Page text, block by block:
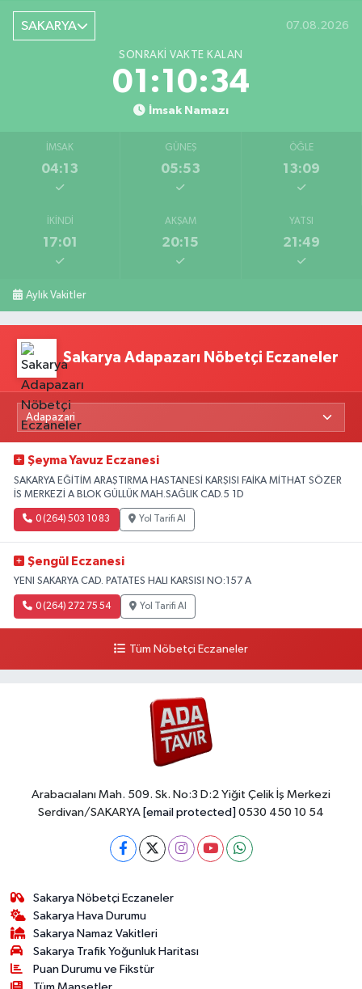
SAKARYA 07.08.2026
SONRAKI VAKTE KALAN
01:10:33
İmsak Namazı
İMSAK
04:13
GÜNEŞ
05:53
ÖĞLE
13:09
İKINDI
17:01
AKŞAM
20:15
YATSI
21:49
Aylık Vakitler
Sakarya Adapazarı Nöbetçi Eczaneler
Şeyma Yavuz Eczanesi
SAKARYA EĞİTİM ARAŞTIRMA HASTANESİ KARŞISI FAİKA MİTHAT SÖZER
İS MERKEZİ A BLOK GÜLLÜK MAH.SAĞLIK CAD.5 1D
0 (264) 503 10 83 Yol Tarifi Al
Şengül Eczanesi
YENI SAKARYA CAD. PATATES HALI KARSISI NO:157 A
0 (264) 272 75 54 Yol Tarifi Al
Tüm Nöbetçi Eczaneler
Arabacıalanı Mah. 509. Sk. No:3 D:2 Yiğit Çelik İş Merkezi
Serdivan/SAKARYA [email protected] 0530 450 10 54
Sakarya Nöbetçi Eczaneler
Sakarya Hava Durumu
Sakarya Namaz Vakitleri
Sakarya Trafik Yoğunluk Haritası
Puan Durumu ve Fikstür